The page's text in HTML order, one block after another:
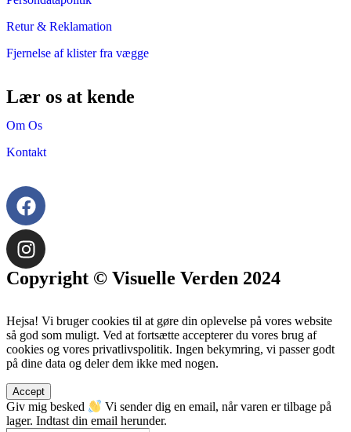
Retur & Reklamation
Fjernelse af klister fra vægge
Lær os at kende
Om Os
Kontakt
Copyright © Visuelle Verden 2024
Hejsa! Vi bruger cookies til at gøre din oplevelse på vores website
så god som muligt. Ved at fortsætte accepterer du vores brug af
cookies og vores privatlivspolitik. Ingen bekymring, vi passer godt
på dine data og deler dem ikke med nogen.
Accept
Giv mig besked
Vi sender dig en email, når varen er tilbage på
lager. Indtast din email herunder.